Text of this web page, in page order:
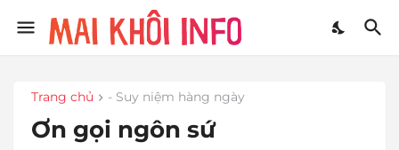
Trang chủ - Suy niệm hàng ngày
Ơn gọi ngôn sứ